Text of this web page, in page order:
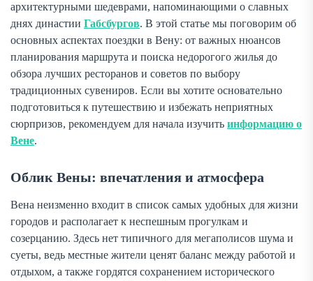
архитектурными шедеврами, напоминающими о славных
днях династии Габсбургов. В этой статье мы поговорим об
основных аспектах поездки в Вену: от важных нюансов
планирования маршрута и поиска недорогого жилья до
обзора лучших ресторанов и советов по выбору
традиционных сувениров. Если вы хотите основательно
подготовиться к путешествию и избежать неприятных
сюрпризов, рекомендуем для начала изучить информацию о
Вене.
Облик Вены: впечатления и атмосфера
Вена неизменно входит в список самых удобных для жизни
городов и располагает к неспешным прогулкам и
созерцанию. Здесь нет типичного для мегаполисов шума и
суеты, ведь местные жители ценят баланс между работой и
отдыхом, а также гордятся сохранением исторического